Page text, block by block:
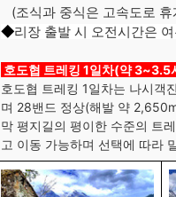
(조식과 중식은 고속도로 휴
◆리장 출발 시 오전시간은
호도협 트레킹 1일차(약
호도협 트레킹 1일차는 나시객
며 28밴드 정상(해발 약
막 평지길의 평이한 수준의 트
고 이동 가능하며 선택에 따라